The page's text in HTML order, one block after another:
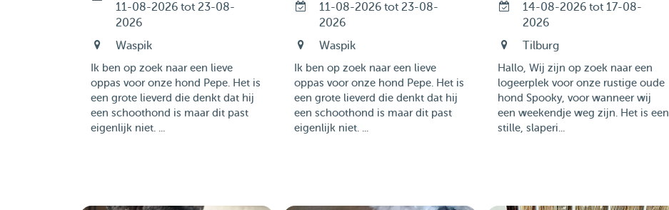
11-08-2026 tot 23-08-
2026
Waspik
Ik ben op zoek naar een lieve
oppas voor onze hond Pepe. Het is
een grote lieverd die denkt dat hij
een schoothond is maar dit past
eigenlijk niet. ...
11-08-2026 tot 23-08-
2026
Waspik
Ik ben op zoek naar een lieve
oppas voor onze hond Pepe. Het is
een grote lieverd die denkt dat hij
een schoothond is maar dit past
eigenlijk niet. ...
14-08-2026 tot 17-08-
2026
Tilburg
Hallo, Wij zijn op zoek naar een
logeerplek voor onze rustige oude
hond Spooky, voor wanneer wij
een weekendje weg zijn. Het is een
stille, slaperi...